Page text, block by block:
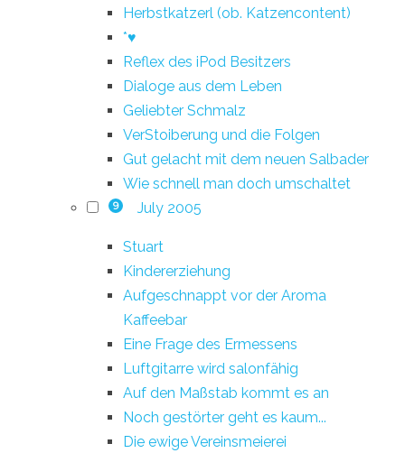
Herbstkatzerl (ob. Katzencontent)
*♥
Reflex des iPod Besitzers
Dialoge aus dem Leben
Geliebter Schmalz
VerStoiberung und die Folgen
Gut gelacht mit dem neuen Salbader
Wie schnell man doch umschaltet
9 July 2005
Stuart
Kindererziehung
Aufgeschnappt vor der Aroma
Kaffeebar
Eine Frage des Ermessens
Luftgitarre wird salonfähig
Auf den Maßstab kommt es an
Noch gestörter geht es kaum...
Die ewige Vereinsmeierei